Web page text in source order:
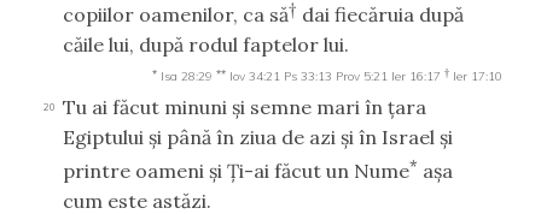
copiilor oamenilor, ca să† dai fiecăruia după
căile lui, după rodul faptelor lui.
* Isa 28:29 ** Iov 34:21 Ps 33:13 Prov 5:21 Ier 16:17 † Ier 17:10
20
Tu ai făcut minuni şi semne mari în ţara
Egiptului şi până în ziua de azi şi în Israel şi
printre oameni şi Ţi-ai făcut un Nume* aşa
cum este astăzi.